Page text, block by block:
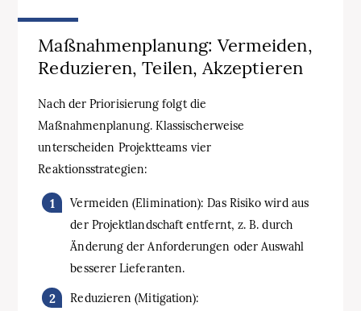
Maßnahmenplanung: Vermeiden,
Reduzieren, Teilen, Akzeptieren
Nach der Priorisierung folgt die
Maßnahmenplanung. Klassischerweise
unterscheiden Projektteams vier
Reaktionsstrategien:
Vermeiden (Elimination): Das Risiko wird aus
der Projektlandschaft entfernt, z. B. durch
Änderung der Anforderungen oder Auswahl
besserer Lieferanten.
Reduzieren (Mitigation):